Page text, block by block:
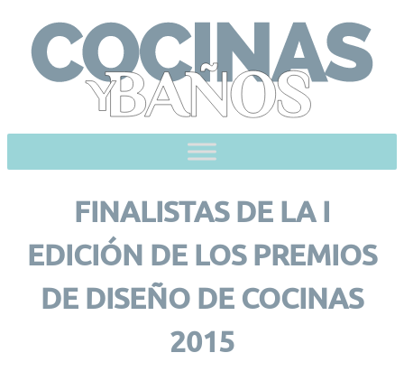
content
FINALISTAS DE LA I
EDICIÓN DE LOS PREMIOS
DE DISEÑO DE COCINAS
2015